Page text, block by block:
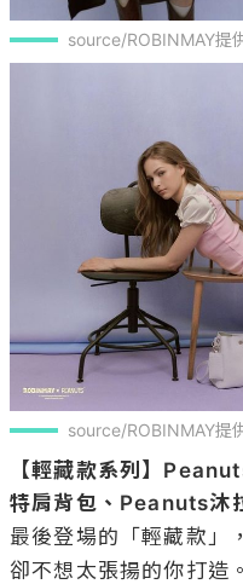
source/ROBINMAY提
source/ROBINMAY提
【輕藏款系列】
特肩背包、Peanuts
最後登場的「輕藏款」
卻不想太張揚的你打造